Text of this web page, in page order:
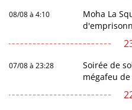
08/08 à 4:10
Moha La
07/08 à 23:28
Soirée de
mégafeu